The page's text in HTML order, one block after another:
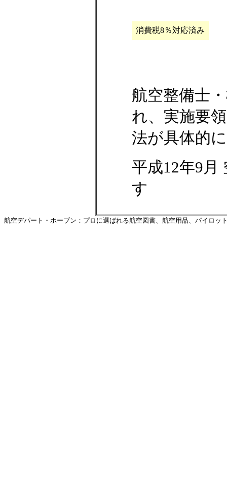
消費税8％対応済み
航空整備士
れ、実施要
法が具体的
平成12年9
す
航空デパート・ホーブン：プロに選ばれる航空図書、航空用品、パイロッ